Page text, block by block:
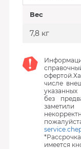
Вес
7,8 кг
числе
без
имеется